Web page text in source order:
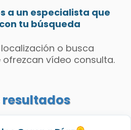
a un especialista que
tu búsqueda
o busca
vídeo consulta.
resultados